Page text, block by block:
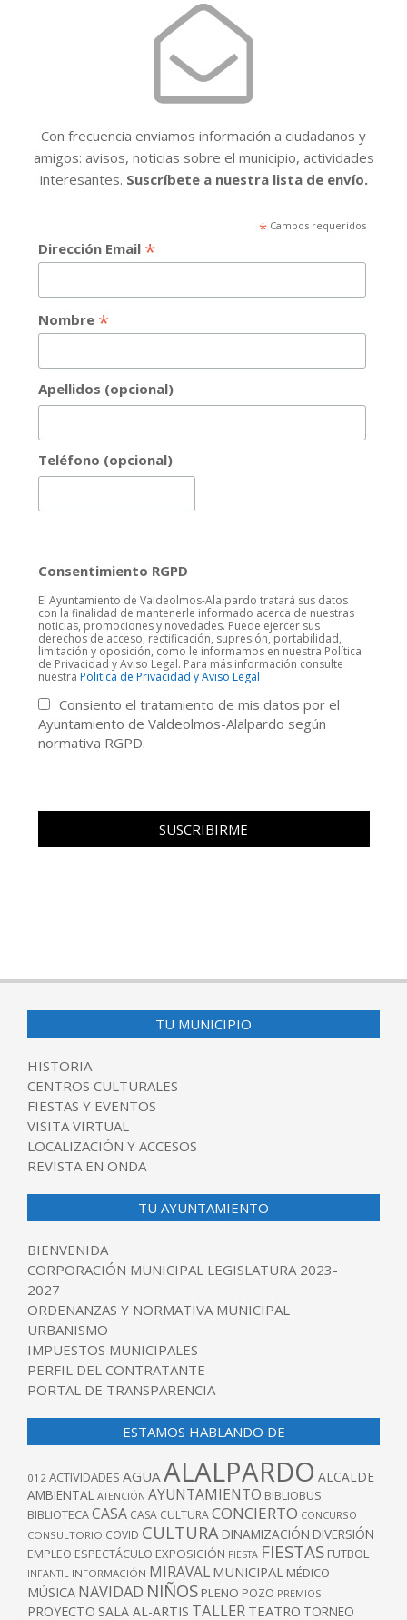
Con frecuencia enviamos información a ciudadanos y
amigos: avisos, noticias sobre el municipio, actividades
interesantes. Suscríbete a nuestra lista de envío.
*Campos requeridos
Dirección Email *
Nombre *
Apellidos (opcional)
Teléfono (opcional)
Consentimiento RGPD
El Ayuntamiento de Valdeolmos-Alalpardo tratará sus datos
con la finalidad de mantenerle informado acerca de nuestras
noticias, promociones y novedades. Puede ejercer sus
derechos de acceso, rectificación, supresión, portabilidad,
limitación y oposición, como le informamos en nuestra Política
de Privacidad y Aviso Legal. Para más información consulte
nuestra Politica de Privacidad y Aviso Legal
Consiento el tratamiento de mis datos por el
Ayuntamiento de Valdeolmos-Alalpardo según
normativa RGPD.
TU MUNICIPIO
HISTORIA
CENTROS CULTURALES
FIESTAS Y EVENTOS
VISITA VIRTUAL
LOCALIZACIÓN Y ACCESOS
REVISTA EN ONDA
TU AYUNTAMIENTO
BIENVENIDA
CORPORACIÓN MUNICIPAL LEGISLATURA 2023-
2027
ORDENANZAS Y NORMATIVA MUNICIPAL
URBANISMO
IMPUESTOS MUNICIPALES
PERFIL DEL CONTRATANTE
PORTAL DE TRANSPARENCIA
ESTAMOS HABLANDO DE
012 ACTIVIDADES AGUA ALALPARDO ALCALDE
AMBIENTAL ATENCIÓN AYUNTAMIENTO BIBLIOBUS
BIBLIOTECACASA CASA CULTURACONCIERTO CONCURSO
CONSULTORIO COVID CULTURA DINAMIZACIÓN DIVERSIÓN
EMPLEO ESPECTÁCULO EXPOSICIÓN FIESTA FIESTAS FUTBOL
INFANTIL INFORMACIÓN MIRAVAL MUNICIPAL MÉDICO
MÚSICA NAVIDAD NIÑOS PLENO POZO PREMIOS
PROYECTO SALA AL-ARTIS TALLER TEATRO TORNEO